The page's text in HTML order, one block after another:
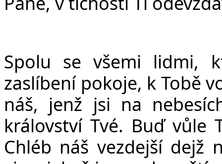
Spolu se všemi lidmi,
zaslíbení pokoje, k Tobě
náš, jenž jsi na
království Tvé. Buďvůle
Chléb náš vezdejší dejž